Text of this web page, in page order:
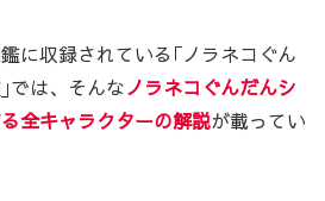
に収録されている｢ノラネコぐん
では、そんなノラネコぐんだんシ
全キャラクターの解説が載ってい